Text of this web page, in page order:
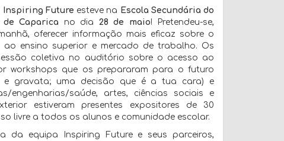
Inspiring Future esteve na Escola Secundária do
de Caparica no dia 28 de maio! Pretendeu-se,
oferecer informação mais eficaz sobre o
ao ensino superior e mercado de trabalho. Os
coletiva no auditório sobre o acesso ao
workshops que os prepararam para o futuro
e gravata; uma decisão que é a tua cara) e
engenharias/saúde, artes, ciências sociais e
estiveram presentes expositores de 30
livre a todos os alunos e comunidade escolar.
da equipa Inspiring Future e seus parceiros,